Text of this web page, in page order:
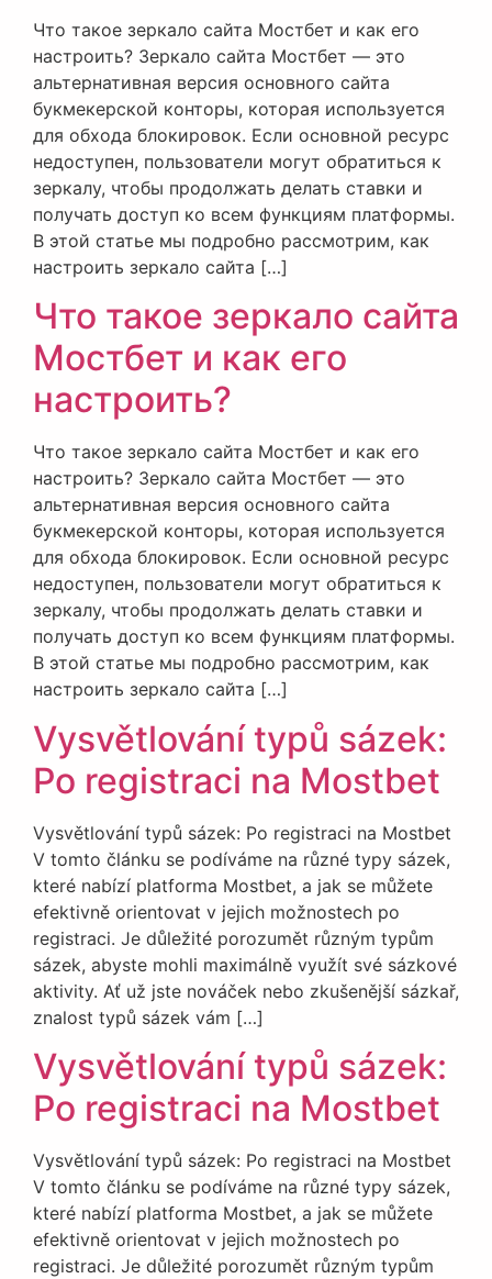
Что такое зеркало сайта Мостбет и как его
настроить? Зеркало сайта Мостбет — это
альтернативная версия основного сайта
букмекерской конторы, которая используется
для обхода блокировок. Если основной ресурс
недоступен, пользователи могут обратиться к
зеркалу, чтобы продолжать делать ставки и
получать доступ ко всем функциям платформы.
В этой статье мы подробно рассмотрим, как
настроить зеркало сайта […]
Что такое зеркало сайта
Мостбет и как его
настроить?
Что такое зеркало сайта Мостбет и как его
настроить? Зеркало сайта Мостбет — это
альтернативная версия основного сайта
букмекерской конторы, которая используется
для обхода блокировок. Если основной ресурс
недоступен, пользователи могут обратиться к
зеркалу, чтобы продолжать делать ставки и
получать доступ ко всем функциям платформы.
В этой статье мы подробно рассмотрим, как
настроить зеркало сайта […]
Vysvětlování typů sázek:
Po registraci na Mostbet
Vysvětlování typů sázek: Po registraci na Mostbet
V tomto článku se podíváme na různé typy sázek,
které nabízí platforma Mostbet, a jak se můžete
efektivně orientovat v jejich možnostech po
registraci. Je důležité porozumět různým typům
sázek, abyste mohli maximálně využít své sázkové
aktivity. Ať už jste nováček nebo zkušenější sázkař,
znalost typů sázek vám […]
Vysvětlování typů sázek:
Po registraci na Mostbet
Vysvětlování typů sázek: Po registraci na Mostbet
V tomto článku se podíváme na různé typy sázek,
které nabízí platforma Mostbet, a jak se můžete
efektivně orientovat v jejich možnostech po
registraci. Je důležité porozumět různým typům